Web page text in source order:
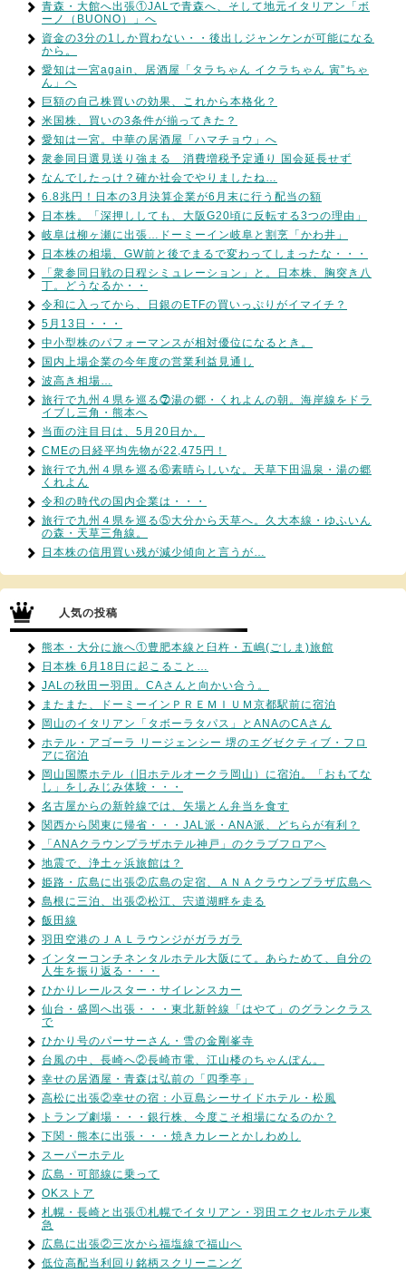
青森・大館へ出張①JALで青森へ、そして地元イタリアン「ボ
ーノ（BUONO）」へ
資金の3分の1しか買わない・・後出しジャンケンが可能になる
から。
愛知は一宮again、居酒屋「タラちゃん イクラちゃん 寅”ちゃ
ん」へ
巨額の自己株買いの効果、これから本格化？
米国株、買いの3条件が揃ってきた？
愛知は一宮。中華の居酒屋「ハマチョウ」へ
衆参同日選見送り強まる 消費増税予定通り 国会延長せず
なんでしたっけ？確か社会でやりましたね…
6.8兆円！日本の3月決算企業が6月末に行う配当の額
日本株。「深押ししても、大阪G20頃に反転する3つの理由」
岐阜は柳ヶ瀬に出張…ドーミーイン岐阜と割烹「かわ井」
日本株の相場、GW前と後でまるで変わってしまったな・・・
「衆参同日戦の日程シミュレーション」と。日本株、胸突き八
丁。どうなるか・・
令和に入ってから、日銀のETFの買いっぷりがイマイチ？
5月13日・・・
中小型株のパフォーマンスが相対優位になるとき。
国内上場企業の今年度の営業利益見通し
波高き相場…
旅行で九州４県を巡る⓻湯の郷・くれよんの朝。海岸線をドラ
イブし三角・熊本へ
当面の注目日は、5月20日か。
CMEの日経平均先物が22,475円！
旅行で九州４県を巡る⑥素晴らしいな。天草下田温泉・湯の郷
くれよん
令和の時代の国内企業は・・・
旅行で九州４県を巡る⑤大分から天草へ。久大本線・ゆふいん
の森・天草三角線。
日本株の信用買い残が減少傾向と言うが…
人気の投稿
熊本・大分に旅へ①豊肥本線と臼杵・五嶋(ごしま)旅館
日本株 6月18日に起こること…
JALの秋田ー羽田。CAさんと向かい合う。
またまた、ドーミーインＰＲＥＭＩＵＭ京都駅前に宿泊
岡山のイタリアン「タボーラタパス」とANAのCAさん
ホテル・アゴーラ リージェンシー 堺のエグゼクティブ・フロ
アに宿泊
岡山国際ホテル（旧ホテルオークラ岡山）に宿泊。「おもてな
し」をしみじみ体験・・・
名古屋からの新幹線では、矢場とん弁当を食す
関西から関東に帰省・・・JAL派・ANA派、どちらが有利？
「ANAクラウンプラザホテル神戸」のクラブフロアへ
地震で、浄土ヶ浜旅館は？
姫路・広島に出張②広島の定宿、ＡＮＡクラウンプラザ広島へ
島根に三泊、出張②松江、宍道湖畔を走る
飯田線
羽田空港のＪＡＬラウンジがガラガラ
インターコンチネンタルホテル大阪にて。あらためて、自分の
人生を振り返る・・・
ひかりレールスター・サイレンスカー
仙台・盛岡へ出張・・・東北新幹線「はやて」のグランクラス
で
ひかり号のパーサーさん・雪の金剛峯寺
台風の中、長崎へ②長崎市電、江山楼のちゃんぽん。
幸せの居酒屋・青森は弘前の「四季亭」
高松に出張②幸せの宿：小豆島シーサイドホテル・松風
トランプ劇場・・・銀行株、今度こそ相場になるのか？
下関・熊本に出張・・・焼きカレーとかしわめし
スーパーホテル
広島・可部線に乗って
OKストア
札幌・長崎と出張①札幌でイタリアン・羽田エクセルホテル東
急
広島に出張②三次から福塩線で福山へ
低位高配当利回り銘柄スクリーニング